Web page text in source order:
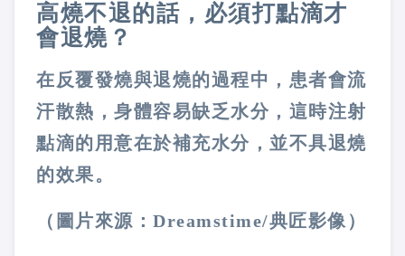
高燒不退的話，必須打點滴才
會退燒？
在反覆發燒與退燒的過程中，患者會流
汗散熱，身體容易缺乏水分，這時注射
點滴的用意在於補充水分，並不具退燒
的效果。
（圖片來源：Dreamstime/典匠影像）